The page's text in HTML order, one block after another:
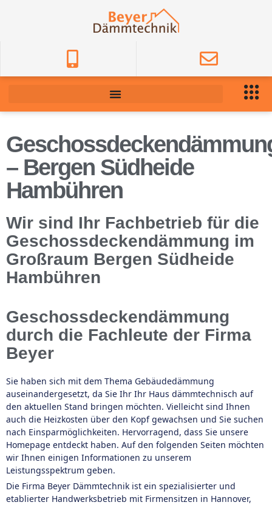
– Bergen Südheide
Hambühren
Wir sind Ihr Fachbetrieb für die
Geschossdeckendämmung im
Großraum Bergen Südheide
Hambühren
Geschossdeckendämmung
durch die Fachleute der Firma
Beyer
Sie haben sich mit dem Thema Gebäudedämmung
auseinandergesetzt, da Sie Ihr Ihr Haus dämmtechnisch auf
den aktuellen Stand bringen möchten. Vielleicht sind Ihnen
auch die Heizkosten über den Kopf gewachsen und Sie suchen
nach Einsparmöglichkeiten. Hervorragend, dass Sie unsere
Homepage entdeckt haben. Auf den folgenden Seiten möchten
wir Ihnen einigen Informationen zu unserem
Leistungsspektrum geben.
Die Firma Beyer Dämmtechnik ist ein spezialisierter und
etablierter Handwerksbetrieb mit Firmensitzen in Hannover,